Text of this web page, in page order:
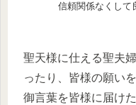
信頼関係なくして
聖天様に仕える聖夫
ったり、皆様の願い
御言葉を皆様に届け